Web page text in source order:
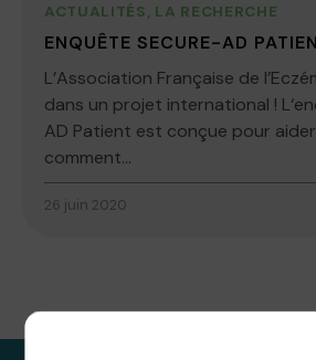
ACTUALITÉS, LA RECHERCHE
ENQUÊTE SECURE-AD
L’Association Française de
dans un projet international !
AD Patient est conçue pour
comment...
26 juin 2020